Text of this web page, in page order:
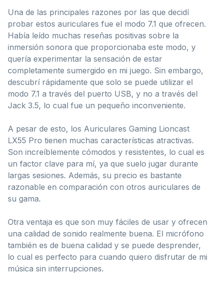
Una de las principales razones por las que decidí
probar estos auriculares fue el modo 7.1 que ofrecen.
Había leído muchas reseñas positivas sobre la
inmersión sonora que proporcionaba este modo, y
quería experimentar la sensación de estar
completamente sumergido en mi juego. Sin embargo,
descubrí rápidamente que solo se puede utilizar el
modo 7.1 a través del puerto USB, y no a través del
Jack 3.5, lo cual fue un pequeño inconveniente.
A pesar de esto, los Auriculares Gaming Lioncast
LX55 Pro tienen muchas características atractivas.
Son increíblemente cómodos y resistentes, lo cual es
un factor clave para mí, ya que suelo jugar durante
largas sesiones. Además, su precio es bastante
razonable en comparación con otros auriculares de
su gama.
Otra ventaja es que son muy fáciles de usar y ofrecen
una calidad de sonido realmente buena. El micrófono
también es de buena calidad y se puede desprender,
lo cual es perfecto para cuando quiero disfrutar de mi
música sin interrupciones.